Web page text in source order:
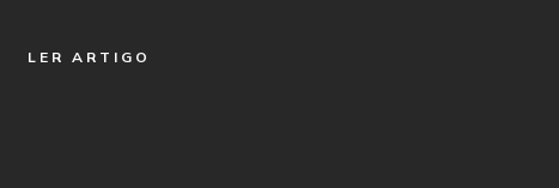
LER ARTIGO